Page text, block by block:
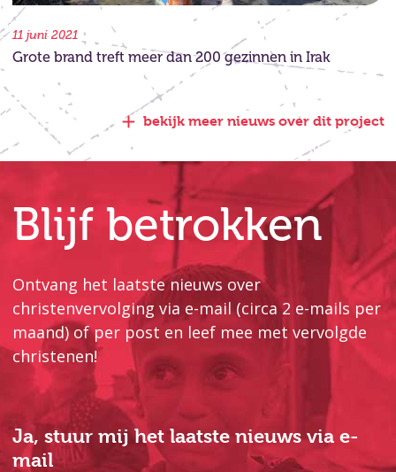
11 juni 2021
Grote brand treft meer dan 200 gezinnen in Irak
bekijk meer nieuws over dit project
Blijf betrokken
Ontvang het laatste nieuws over
christenvervolging via e-mail (circa 2 e-mails per
maand) of per post en leef mee met vervolgde
christenen!
Ja, stuur mij het laatste nieuws via e-
mail